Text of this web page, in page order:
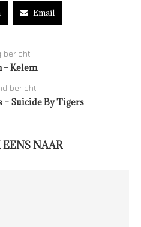
Email
bericht
– Kelem
bericht
– Suicide By Tigers
NAAR